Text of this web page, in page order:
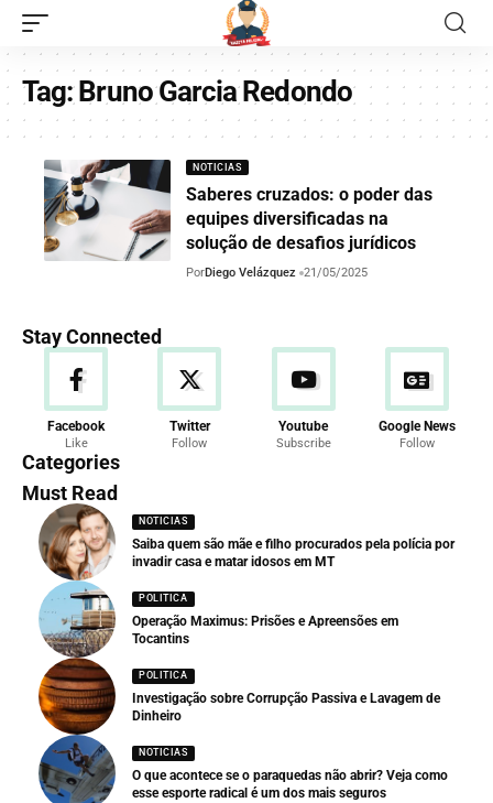
Tag:Bruno Garcia Redondo
NOTICIAS
Saberes cruzados: o poder das
equipes diversificadas na
solução de desafios jurídicos
PorDiego Velázquez 21/05/2025
Stay Connected
Facebook
Like
Twitter
Follow
Youtube
Subscribe
Google News
Follow
Categories
Must Read
NOTICIAS
Saiba quem são mãe e filho procurados pela polícia por
invadir casa e matar idosos em MT
POLITICA
Operação Maximus: Prisões e Apreensões em
Tocantins
POLITICA
Investigação sobre Corrupção Passiva e Lavagem de
Dinheiro
NOTICIAS
O que acontece se o paraquedas não abrir? Veja como
esse esporte radical é um dos mais seguros